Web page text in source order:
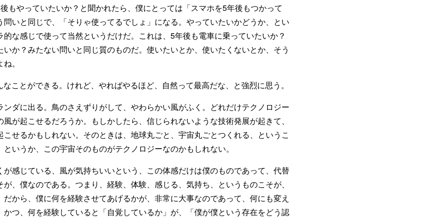
もやっていたいか？と聞かれたら、僕にとっては「スマホを5年後もつかって
問いと同じで、「そりゃ使ってるでしょ」になる。やっていたいかどうか、とい
的な感じで使って当然というだけだ。これは、5年後も電車に乗っていたいか？
いか？みたない問いと同じ質のものだ。使いたいとか、使いたくないとか、そう
。
ことができる。けれど、やればやるほど、自然って最高だな、と強烈に思う。
ンダに出る。鳥のさえずりがして、やわらかい風がふく。どれだけテクノロジー
が起こせるだろうか。もしかしたら、信じられないような技術発展が起きて、
こせるかもしれない。そのときは、地球丸ごと、宇宙丸ごとつくれる、というこ
いうか、この宇宙そのものがテクノロジーなのかもしれない。
が感じている、風が気持ちいいという、この体感だけは僕のものであって、代替
、僕なのである。つまり、経験、体験、感じる、気持ち、というものこそが、
から、僕に何を経験させてあげるかが、非常に大事なのであって、何にも変え
かつ、何を経験していると「自覚しているか」が、「僕が僕という存在をどう認